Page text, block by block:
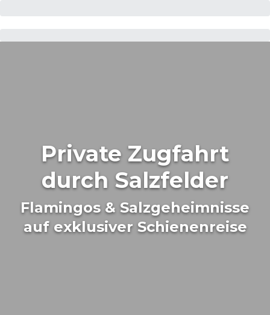
Private Zugfahrt
durch Salzfelder
Flamingos & Salzgeheimnisse
auf exklusiver Schienenreise